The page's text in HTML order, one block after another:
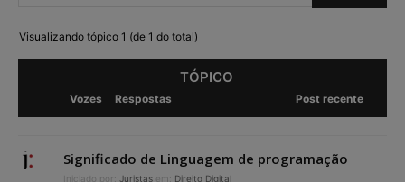
Visualizando tópico 1 (de 1 do total)
TÓPICO
Vozes Respostas Post recente
Significado de Linguagem de programação
Iniciado por: Juristas em: Direito Digital